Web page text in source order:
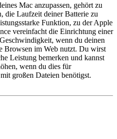
Mac anzupassen, gehört zu
die Laufzeit deiner Batterie zu
Funktion, zu der Apple
vereinfacht die Einrichtung einer
wenn du deinen
Browsen im Web nutzt. Du wirst
Leistung bemerken und kannst
wenn du dies für
großen Dateien benötigst.